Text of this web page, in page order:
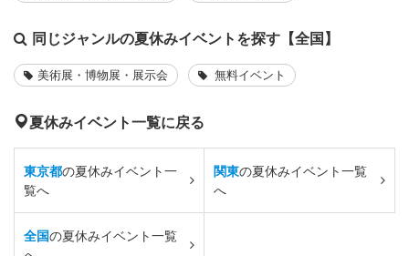
同じジャンルの夏休みイベントを探す【全国】
美術展・博物展・展示会 無料イベント
夏休みイベント一覧に戻る
東京都の夏休みイベント一
覧へ
関東の夏休みイベント一覧
へ
全国の夏休みイベント一覧